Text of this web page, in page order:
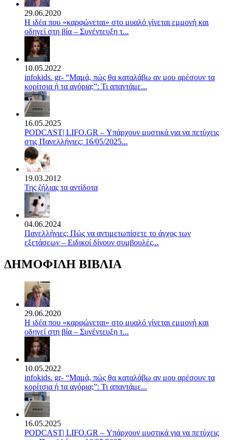
29.06.2020
Η ιδέα που «καρφώνεται» στο μυαλό γίνεται εμμονή και
οδηγεί στη βία – Συνέντευξη τ...
10.05.2022
infokids. gr- “Μαμά, πώς θα καταλάβω αν μου αρέσουν τα
κορίτσια ή τα αγόρια;”: Τι απαντάμε...
16.05.2025
PODCAST| LIFO.GR – Υπάρχουν μυστικά για να πετύχεις
στις Πανελλήνιες; 16/05/2025...
19.03.2012
Της ζήλιας τα αντίδοτα
04.06.2024
Πανελλήνιες: Πώς να αντιμετωπίσετε το άγχος των
εξετάσεων – Ειδικοί δίνουν συμβουλές...
ΔΗΜΟΦΙΛΗ ΒΙΒΛΙΑ
29.06.2020
Η ιδέα που «καρφώνεται» στο μυαλό γίνεται εμμονή και
οδηγεί στη βία – Συνέντευξη τ...
10.05.2022
infokids. gr- “Μαμά, πώς θα καταλάβω αν μου αρέσουν τα
κορίτσια ή τα αγόρια;”: Τι απαντάμε...
16.05.2025
PODCAST| LIFO.GR – Υπάρχουν μυστικά για να πετύχεις